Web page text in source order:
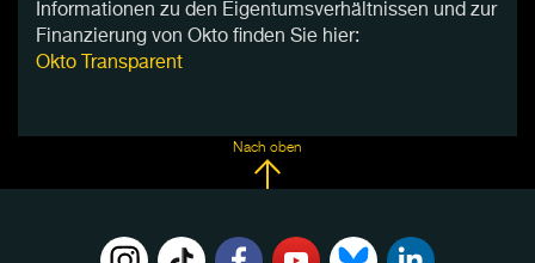
Informationen zu den Eigentumsverhältnissen und zur
Finanzierung von Okto finden Sie hier:
Okto Transparent
Nach oben